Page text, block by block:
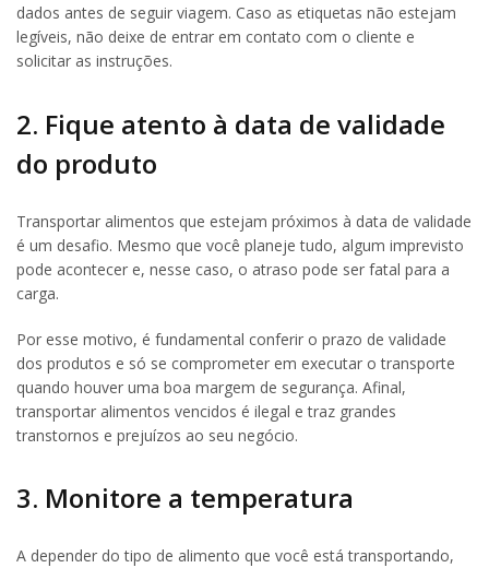
dados antes de seguir viagem. Caso as etiquetas não estejam
legíveis, não deixe de entrar em contato com o cliente e
solicitar as instruções.
2. Fique atento à data de validade
do produto
Transportar alimentos que estejam próximos à data de validade
é um desafio. Mesmo que você planeje tudo, algum imprevisto
pode acontecer e, nesse caso, o atraso pode ser fatal para a
carga.
Por esse motivo, é fundamental conferir o prazo de validade
dos produtos e só se comprometer em executar o transporte
quando houver uma boa margem de segurança. Afinal,
transportar alimentos vencidos é ilegal e traz grandes
transtornos e prejuízos ao seu negócio.
3. Monitore a temperatura
A depender do tipo de alimento que você está transportando,